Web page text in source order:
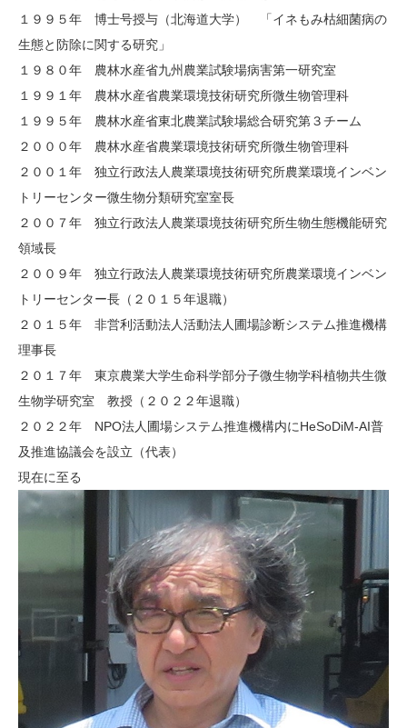
１９９５年 博士号授与（北海道大学） 「イネもみ枯細菌病の
生態と防除に関する研究」
１９８０年 農林水産省九州農業試験場病害第一研究室
１９９１年 農林水産省農業環境技術研究所微生物管理科
１９９５年 農林水産省東北農業試験場総合研究第３チーム
２０００年 農林水産省農業環境技術研究所微生物管理科
２００１年 独立行政法人農業環境技術研究所農業環境インベン
トリーセンター微生物分類研究室室長
２００７年 独立行政法人農業環境技術研究所生物生態機能研究
領域長
２００９年 独立行政法人農業環境技術研究所農業環境インベン
トリーセンター長（２０１５年退職）
２０１５年 非営利活動法人活動法人圃場診断システム推進機構
理事長
２０１７年 東京農業大学生命科学部分子微生物学科植物共生微
生物学研究室 教授（２０２２年退職）
２０２２年 NPO法人圃場システム推進機構内にHeSoDiM-AI普
及推進協議会を設立（代表）
現在に至る